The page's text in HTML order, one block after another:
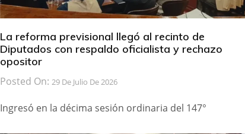
La reforma previsional llegó al recinto de
Diputados con respaldo oficialista y rechazo
opositor
Posted On: 29 De Julio De 2026
Ingresó en la décima sesión ordinaria del 147°